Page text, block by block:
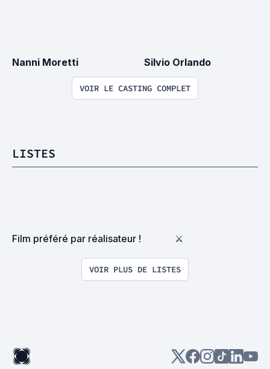
Nanni Moretti Silvio Orlando
VOIR LE CASTING COMPLET
LISTES
Film préféré par réalisateur ! ⚔
VOIR PLUS DE LISTES